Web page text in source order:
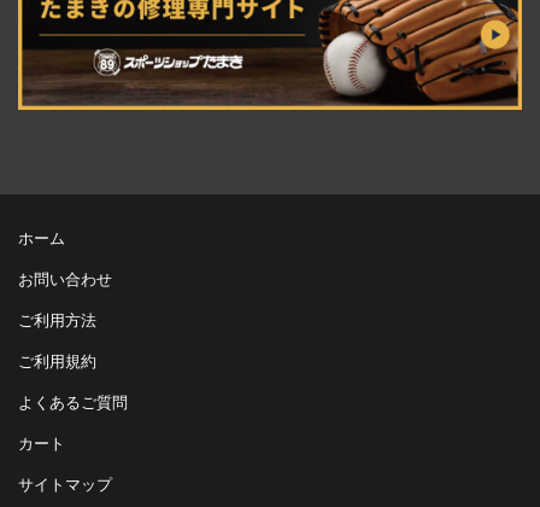
ホーム
お問い合わせ
ご利用方法
ご利用規約
よくあるご質問
カート
サイトマップ